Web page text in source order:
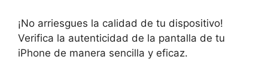
¡No arriesgues la calidad de tu dispositivo!
Verifica la autenticidad de la pantalla de tu
iPhone de manera sencilla y eficaz.